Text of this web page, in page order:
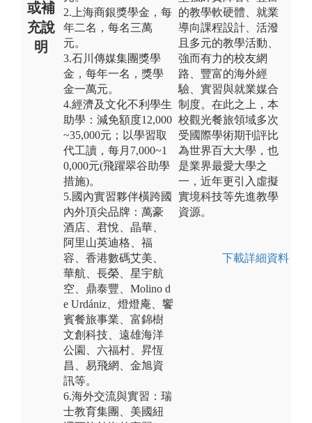
或補
充說
明
2.上海商銀獎學金，每
年二名，每名三萬
元。
3.石川傳媒集團獎學
金，每年一名，獎學
金一萬元。
4.經濟及文化不利學生
助學：減免額度12,000
~35,000元；以學習取
代工讀，每月7,000~1
0,000元(飛躍翠谷助學
措施)。
5.國內實習夥伴橫跨國
內外頂尖品牌：萬豪
酒店、君悅、晶華、
阿里山英迪格、福
容、香港數碼艾美、
華航、長榮、星宇航
空、鼎泰豐、Molino d
e Urdániz、燈燈庵、饗
賓餐旅事業、富錦樹
文創科技、遠雄海洋
公園、六福村、昇恆
昌、易飛網、金旭資
訊等。
6.海外交流與實習：瑞
士教育集團、美國紐
的教學軟硬體、就業
導向課程設計、活潑
且多元的教學活動、
強而有力的校友網
路、豐富的海外經
驗、實習與就業媒合
制度。在此之上，本
校觀光餐旅領域多次
受國際學術期刊評比
為世界百大大學，也
是業界最愛大學之
一，近年更引入虛擬
實境科技等先進教學
資源。
下載詳細資料